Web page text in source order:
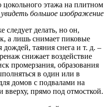
этажа на плитном
большое изображение
следует делать, но он,
а лишь снимает пиковые
дождей, таяния снега и т. д. –
снижает воздействие
промерзания, образования
в один или в
домов с подвалами на
прямо под отмосткой.